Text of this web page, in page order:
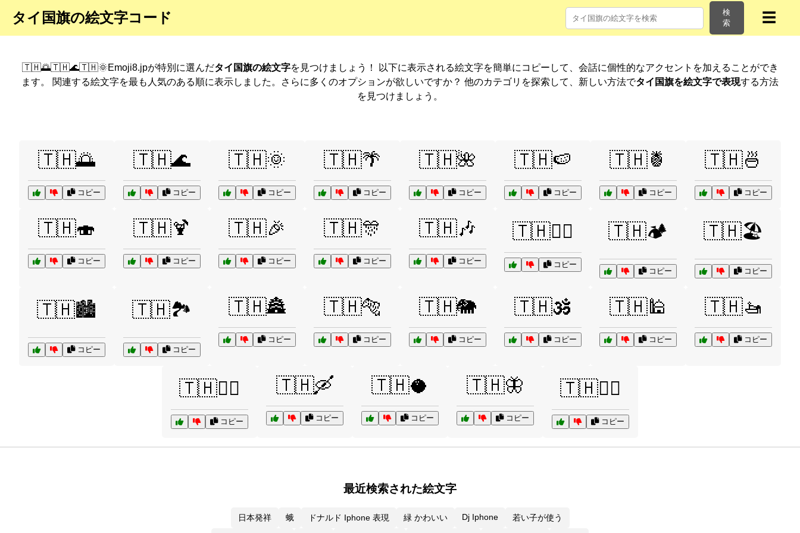
タイ国旗の絵文字コード
検
索
☰
🇹🇭🌅🇹🇭🌊🇹🇭🌞Emoji8.jpが特別に選んだタイ国旗の絵文字を見つけましょう！ 以下に表示される絵文字を簡単にコピーして、会話に個性的なアクセントを加えることができ
ます。 関連する絵文字を最も人気のある順に表示しました。さらに多くのオプションが欲しいですか？ 他のカテゴリを探索して、新しい方法でタイ国旗を絵文字で表現する方法
を見つけましょう。
🇹🇭🌅
コピー
🇹🇭🌊
コピー
🇹🇭🌞
コピー
🇹🇭🌴
コピー
🇹🇭🌺
コピー
🇹🇭🍉
コピー
🇹🇭🍍
コピー
🇹🇭🍜
コピー
🇹🇭🍣
コピー
🇹🇭🍹
コピー
🇹🇭🎉
コピー
🇹🇭🎊
コピー
🇹🇭🎶
コピー
🇹🇭🏄‍♂️
コピー
🇹🇭🏕️
コピー
🇹🇭🏖️
コピー
🇹🇭🏙️
コピー
🇹🇭🏞️
コピー
🇹🇭🏯
コピー
🇹🇭🐅
コピー
🇹🇭🐘
コピー
🇹🇭🕉️
コピー
🇹🇭🕌
コピー
🇹🇭🚤
コピー
🇹🇭🚴‍♀️
コピー
🇹🇭🛶
コピー
🇹🇭🥥
コピー
🇹🇭🦋
コピー
🇹🇭🧘‍♂️
コピー
最近検索された絵文字
日本発祥 蛾 ドナルド Iphone 表現 緑 かわいい Dj Iphone 若い子が使う